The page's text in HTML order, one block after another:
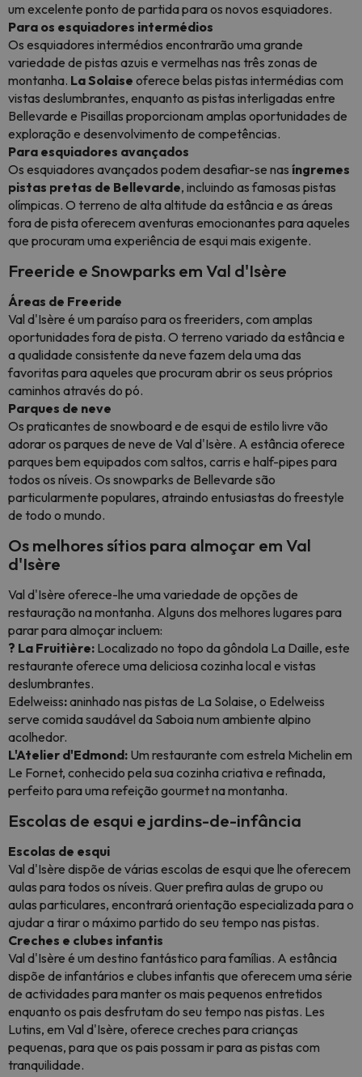
um excelente ponto de partida para os novos esquiadores.
Para os esquiadores intermédios
Os esquiadores intermédios encontrarão uma grande
variedade de pistas azuis e vermelhas nas três zonas de
montanha. La Solaise oferece belas pistas intermédias com
vistas deslumbrantes, enquanto as pistas interligadas entre
Bellevarde e Pisaillas proporcionam amplas oportunidades de
exploração e desenvolvimento de competências.
Para esquiadores avançados
Os esquiadores avançados podem desafiar-se nas íngremes
pistas pretas de Bellevarde, incluindo as famosas pistas
olímpicas. O terreno de alta altitude da estância e as áreas
fora de pista oferecem aventuras emocionantes para aqueles
que procuram uma experiência de esqui mais exigente.
Freeride e Snowparks em Val d'Isère
Áreas de Freeride
Val d'Isère é um paraíso para os freeriders, com amplas
oportunidades fora de pista. O terreno variado da estância e
a qualidade consistente da neve fazem dela uma das
favoritas para aqueles que procuram abrir os seus próprios
caminhos através do pó.
Parques de neve
Os praticantes de snowboard e de esqui de estilo livre vão
adorar os parques de neve de Val d'Isère. A estância oferece
parques bem equipados com saltos, carris e half-pipes para
todos os níveis. Os snowparks de Bellevarde são
particularmente populares, atraindo entusiastas do freestyle
de todo o mundo.
Os melhores sítios para almoçar em Val
d'Isère
Val d'Isère oferece-lhe uma variedade de opções de
restauração na montanha. Alguns dos melhores lugares para
parar para almoçar incluem:
? La Fruitière: Localizado no topo da gôndola La Daille, este
restaurante oferece uma deliciosa cozinha local e vistas
deslumbrantes.
Edelweiss:aninhado nas pistas de La Solaise, o Edelweiss
serve comida saudável da Saboia num ambiente alpino
acolhedor.
L'Atelier d'Edmond: Um restaurante com estrela Michelin em
Le Fornet, conhecido pela sua cozinha criativa e refinada,
perfeito para uma refeição gourmet na montanha.
Escolas de esqui e jardins-de-infância
Escolas de esqui
Val d'Isère dispõe de várias escolas de esqui que lhe oferecem
aulas para todos os níveis. Quer prefira aulas de grupo ou
aulas particulares, encontrará orientação especializada para o
ajudar a tirar o máximo partido do seu tempo nas pistas.
Creches e clubes infantis
Val d'Isère é um destino fantástico para famílias. A estância
dispõe de infantários e clubes infantis que oferecem uma série
de actividades para manter os mais pequenos entretidos
enquanto os pais desfrutam do seu tempo nas pistas. Les
Lutins, em Val d'Isère, oferece creches para crianças
pequenas, para que os pais possam ir para as pistas com
tranquilidade.